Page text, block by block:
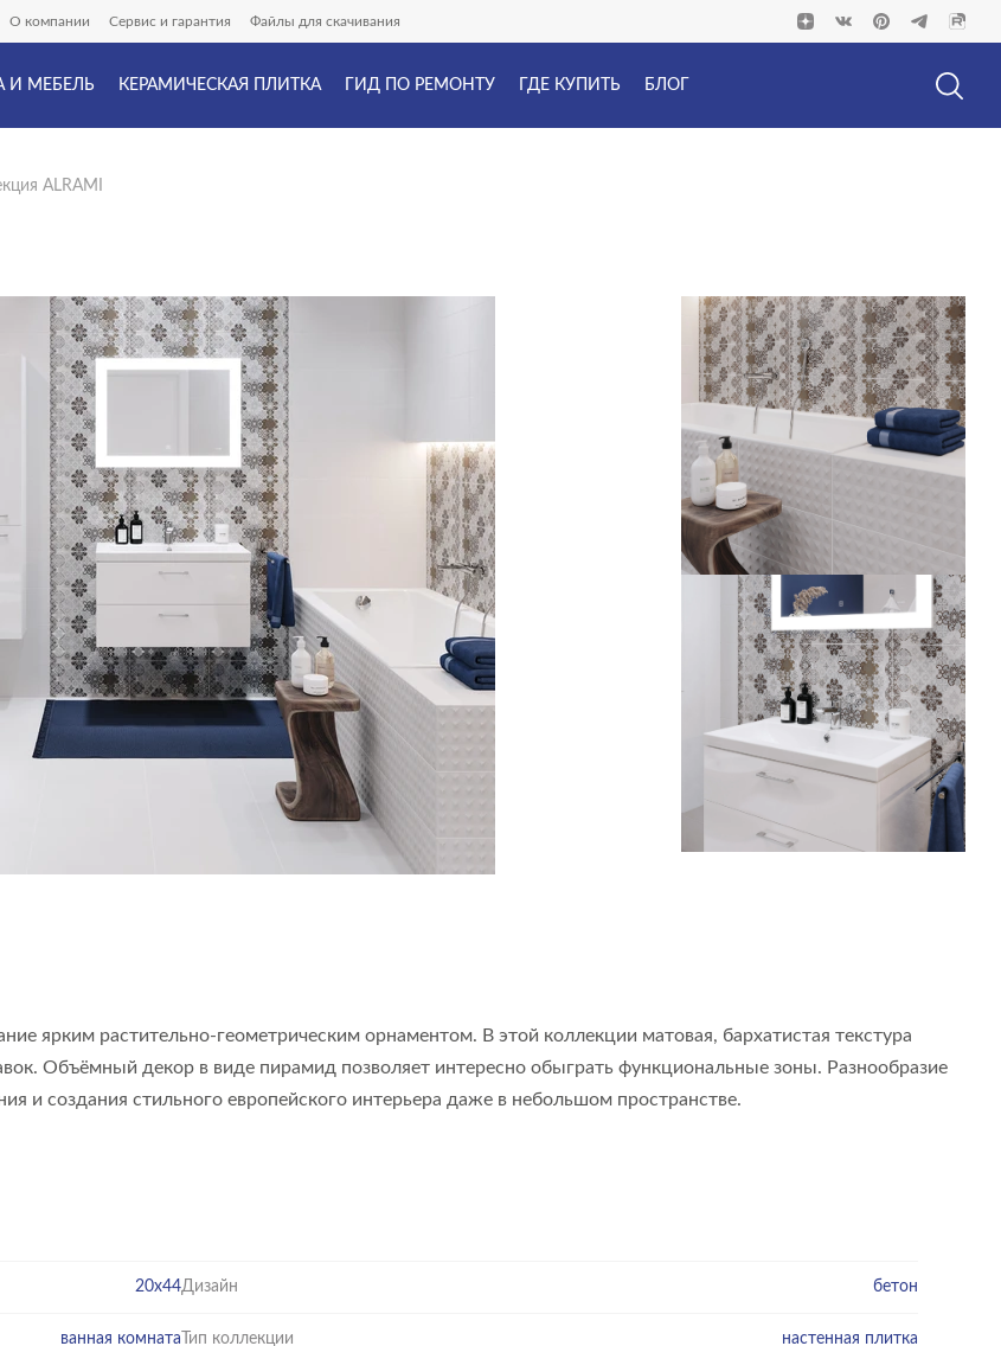
О компании Сервис и гарантия Файлы для скачивания
И МЕБЕЛЬ КЕРАМИЧЕСКАЯ ПЛИТКА ГИД ПО РЕМОНТУ ГДЕ КУПИТЬ БЛОГ
ALRAMI
ярким растительно-геометрическим орнаментом. В этой коллекции матовая, бархатистая текстура
Объёмный декор в виде пирамид позволяет интересно обыграть функциональные зоны. Разнообразие
и создания стильного европейского интерьера даже в небольшом пространстве.
20x44Дизайн бетон
ванная комната Тип коллекции настенная плитка